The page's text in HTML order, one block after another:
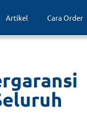
Artikel Cara Order